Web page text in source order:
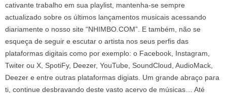
cativante trabalho em sua playlist, mantenha-se sempre
actualizado sobre os últimos lançamentos musicais acessando
diariamente o nosso site “NHIMBO.COM”. E também, não se
esqueça de seguir e escutar o artista nos seus perfis das
plataformas digitais como por exemplo: o Facebook, Instagram,
Twiter ou X, SpotiFy, Deezer, YouTube, SoundCloud, AudioMack,
Deezer e entre outras plataformas digiats. Um grande abraço para
ti, continue desbravando deste vasto acervo de músicas… Até